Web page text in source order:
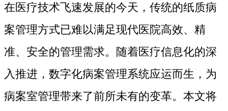
在医疗技术飞速发展的今天，传统的纸质病
案管理方式已难以满足现代医院高效、精
准、安全的管理需求。随着医疗信息化的深
入推进，数字化病案管理系统应运而生，为
病案室管理带来了前所未有的变革。本文将